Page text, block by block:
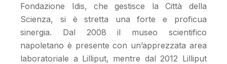
Fondazione Idis, che gestisce la Città della
Scienza, si è stretta una forte e proficua
sinergia. Dal 2008 il museo scientifico
napoletano è presente con un’apprezzata area
laboratoriale a Lilliput, mentre dal 2012 Lilliput